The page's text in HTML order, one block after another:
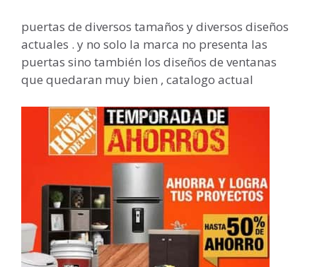
puertas de diversos tamaños y diversos diseños
actuales . y no solo la marca no presenta las
puertas sino también los diseños de ventanas
que quedaran muy bien , catalogo actual